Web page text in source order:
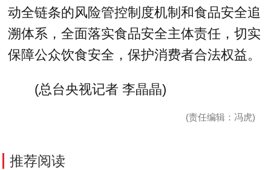
动全链条的风险管控制度机制和食品安全追
溯体系，全面落实食品安全主体责任，切实
保障公众饮食安全，保护消费者合法权益。
(总台央视记者 李晶晶)
(责任编辑：冯虎)
推荐阅读